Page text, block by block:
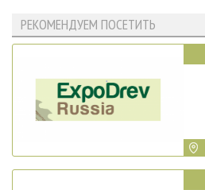
РЕКОМЕНДУЕМ ПОСЕТИТЬ